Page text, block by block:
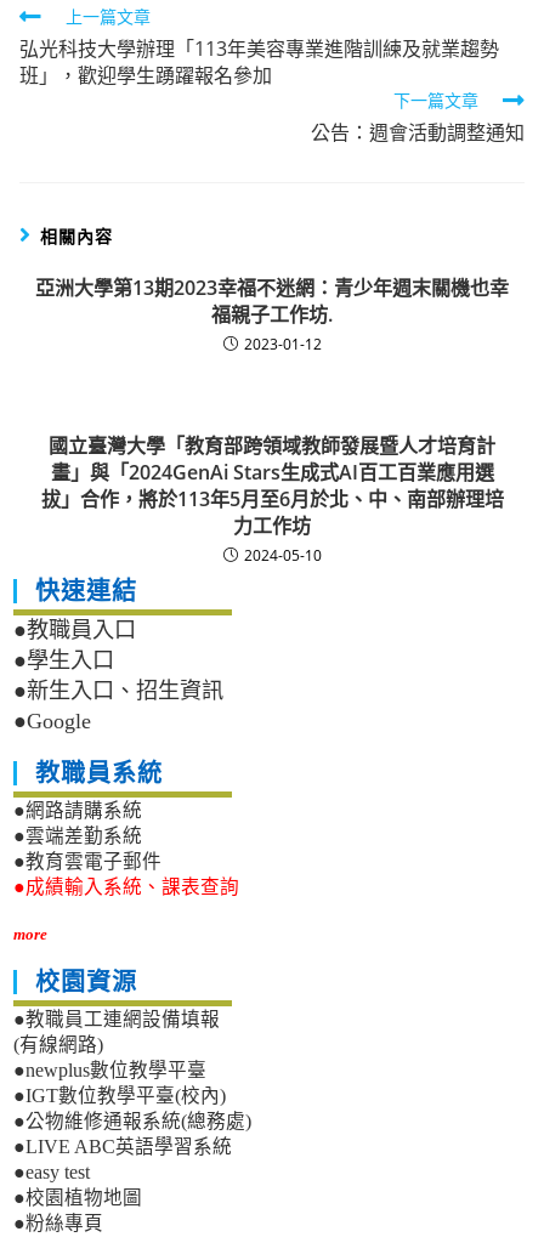
Read
more
articles
上一篇文章
弘光科技大學辦理「113年美容專業進階訓練及就業趨勢
班」，歡迎學生踴躍報名參加
下一篇文章
公告：週會活動調整通知
相關內容
亞洲大學第13期2023幸福不迷網：青少年週末關機也幸
福親子工作坊.
2023-01-12
國立臺灣大學「教育部跨領域教師發展暨人才培育計
畫」與「2024GenAi Stars生成式AI百工百業應用選
拔」合作，將於113年5月至6月於北、中、南部辦理培
力工作坊
2024-05-10
快速連結
●教職員入口
●學生入口
●新生入口、招生資訊
●Google
教職員系統
●網路請購系統
●雲端差勤系統
●教育雲電子郵件
●成績輸入系統、課表查詢
more
校園資源
●教職員工連網設備填報
(有線網路)
●newplus數位教學平臺
●IGT數位教學平臺(校內)
●公物維修通報系統(總務處)
●LIVE ABC英語學習系統
●easy test
●校園植物地圖
●粉絲專頁